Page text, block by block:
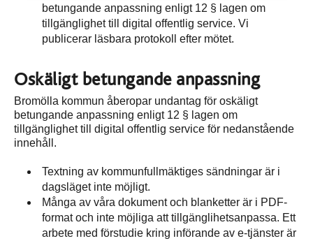
betungande anpassning enligt 12 § lagen om
tillgänglighet till digital offentlig service. Vi
publicerar läsbara protokoll efter mötet.
Oskäligt betungande anpassning
Bromölla kommun åberopar undantag för oskäligt
betungande anpassning enligt 12 § lagen om
tillgänglighet till digital offentlig service för nedanstående
innehåll.
Textning av kommunfullmäktiges sändningar är i
dagsläget inte möjligt.
Många av våra dokument och blanketter är i PDF-
format och inte möjliga att tillgänglihetsanpassa. Ett
arbete med förstudie kring införande av e-tjänster är